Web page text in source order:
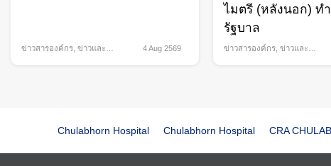
ข่าวสารองค์กร ข่าวและ
4 Aug 2569
ไมตรี (หลังนอก) ท
รัฐบาล
ข่าวสารองค์กร ข่าวและ
Chulabhorn Hospital Chulabhorn Hospital CRA